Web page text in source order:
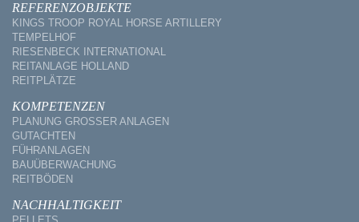
REFERENZOBJEKTE
KINGS TROOP ROYAL HORSE ARTILLERY
TEMPELHOF
RIESENBECK INTERNATIONAL
REITANLAGE HOLLAND
REITPLÄTZE
KOMPETENZEN
PLANUNG GROSSER ANLAGEN
GUTACHTEN
FÜHRANLAGEN
BAUÜBERWACHUNG
REITBÖDEN
NACHHALTIGKEIT